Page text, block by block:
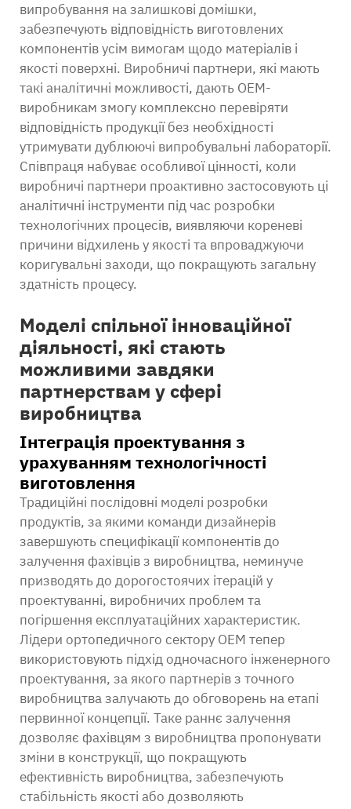
випробування на залишкові домішки,
забезпечують відповідність виготовлених
компонентів усім вимогам щодо матеріалів і
якості поверхні. Виробничі партнери, які мають
такі аналітичні можливості, дають OEM-
виробникам змогу комплексно перевіряти
відповідність продукції без необхідності
утримувати дублюючі випробувальні лабораторії.
Співпраця набуває особливої цінності, коли
виробничі партнери проактивно застосовують ці
аналітичні інструменти під час розробки
технологічних процесів, виявляючи кореневі
причини відхилень у якості та впроваджуючи
коригувальні заходи, що покращують загальну
здатність процесу.
Моделі спільної інноваційної
діяльності, які стають
можливими завдяки
партнерствам у сфері
виробництва
Інтеграція проектування з
урахуванням технологічності
виготовлення
Традиційні послідовні моделі розробки
продуктів, за якими команди дизайнерів
завершують специфікації компонентів до
залучення фахівців з виробництва, неминуче
призводять до дорогостоячих ітерацій у
проектуванні, виробничих проблем та
погіршення експлуатаційних характеристик.
Лідери ортопедичного сектору OEM тепер
використовують підхід одночасного інженерного
проектування, за якого партнерів з точного
виробництва залучають до обговорень на етапі
первинної концепції. Таке раннє залучення
дозволяє фахівцям з виробництва пропонувати
зміни в конструкції, що покращують
ефективність виробництва, забезпечують
стабільність якості або дозволяють